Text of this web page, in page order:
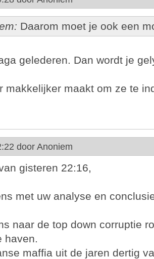
Daarom moet je ook een
gelederen. Dan wordt je
makkelijker maakt om ze te
door Anoniem
gisteren 22:16,
met uw analyse en
naar de top down corruptie
haven.
maffia uit de jaren dertig